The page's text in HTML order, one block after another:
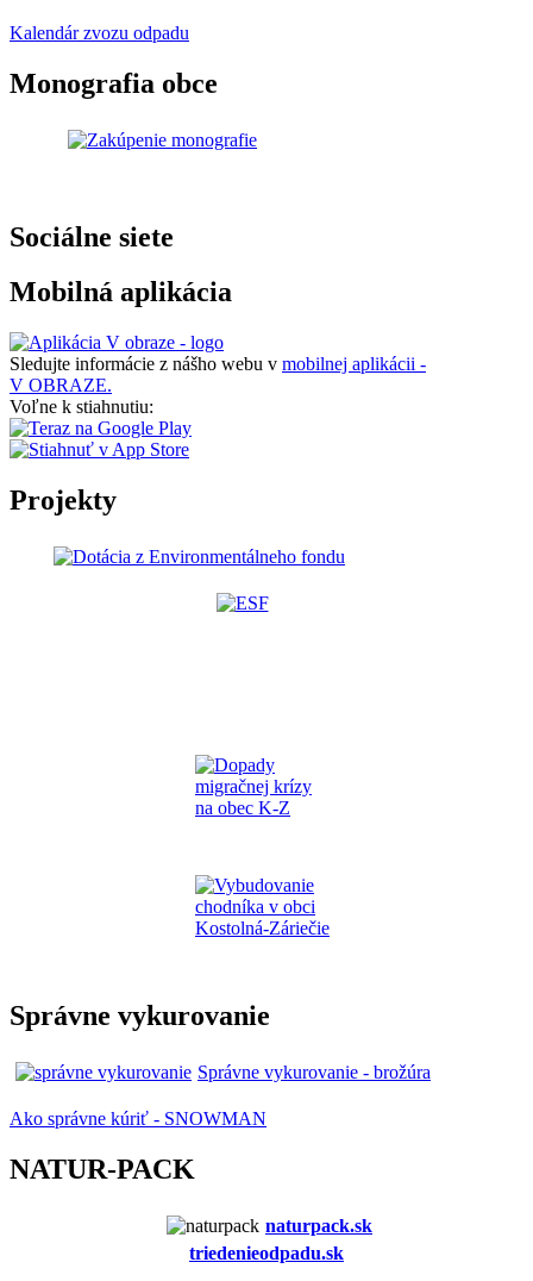
Kalendár zvozu odpadu
Monografia obce
Sociálne siete
Mobilná aplikácia
Sledujte informácie z nášho webu v mobilnej aplikácii -
V OBRAZE.
Voľne k stiahnutiu:
Projekty
Správne vykurovanie
Správne vykurovanie - brožúra
Ako správne kúriť - SNOWMAN
NATUR-PACK
naturpack.sk
triedenieodpadu.sk